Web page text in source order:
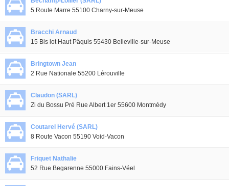
5 Route Marre 55100 Charny-sur-Meuse
Bracchi Arnaud
15 Bis lot Haut Pâquis 55430 Belleville-sur-Meuse
Bringtown Jean
2 Rue Nationale 55200 Lérouville
Claudon (SARL)
Zi du Bossu Pré Rue Albert 1er 55600 Montmédy
Coutarel Hervé (SARL)
8 Route Vacon 55190 Void-Vacon
Friquet Nathalie
52 Rue Begarenne 55000 Fains-Véel